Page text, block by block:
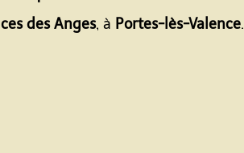
des Anges, à Portes-lès-Valence.